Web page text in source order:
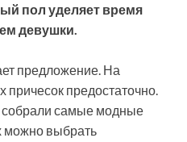
пол уделяет время
девушки.
предложение. На
причесок предостаточно.
собрали самые модные
можно выбрать